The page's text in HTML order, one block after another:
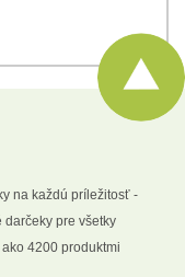
na každú príležitosť -
darčeky pre všetky
4200 produktmi